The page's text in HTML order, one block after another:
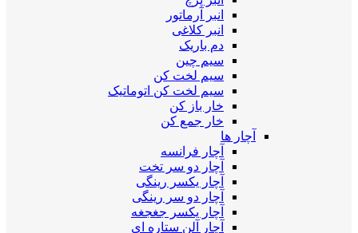
انبر آرماتور
انبر کلاغی
دم باریک
سیم چین
سیم لخت کن
سیم لخت کن اتوماتیک
خار باز کن
خار جمع کن
آچار ها
آچار فرانسه
آچار دو سر تخت
آچار یکسر رینگی
آچار دو سر رینگی
آچار یکسر جغجغه
آچار آلن ستاره ای